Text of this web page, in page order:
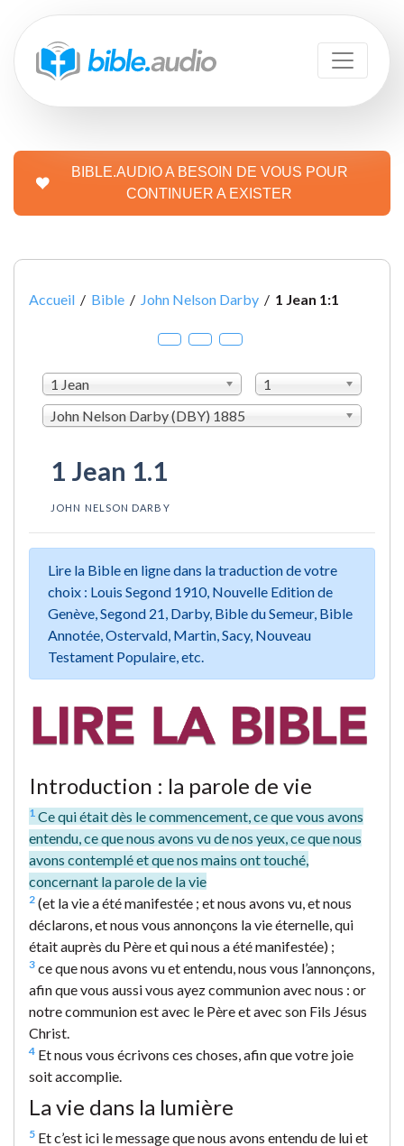
BIBLE.AUDIO A BESOIN DE VOUS POUR
CONTINUER A EXISTER
Accueil / Bible / John Nelson Darby / 1 Jean 1:1
1 Jean
1
John Nelson Darby (DBY) 1885
1 Jean 1.1
JOHN NELSON DARBY
Lire la Bible en ligne dans la traduction de votre
choix : Louis Segond 1910, Nouvelle Edition de
Genève, Segond 21, Darby, Bible du Semeur, Bible
Annotée, Ostervald, Martin, Sacy, Nouveau
Testament Populaire, etc.
Introduction : la parole de vie
1 Ce qui était dès le commencement, ce que vous avons
entendu, ce que nous avons vu de nos yeux, ce que nous
avons contemplé et que nos mains ont touché,
concernant la parole de la vie
2 (et la vie a été manifestée ; et nous avons vu, et nous
déclarons, et nous vous annonçons la vie éternelle, qui
était auprès du Père et qui nous a été manifestée) ;
3 ce que nous avons vu et entendu, nous vous l’annonçons,
afin que vous aussi vous ayez communion avec nous : or
notre communion est avec le Père et avec son Fils Jésus
Christ.
4 Et nous vous écrivons ces choses, afin que votre joie
soit accomplie.
La vie dans la lumière
5 Et c’est ici le message que nous avons entendu de lui et